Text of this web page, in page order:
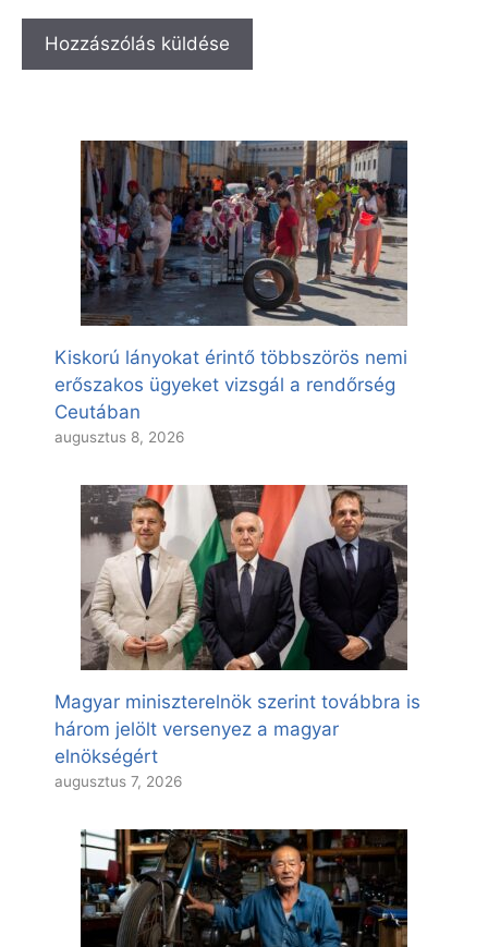
Kiskorú lányokat érintő többszörös nemi
erőszakos ügyeket vizsgál a rendőrség
Ceutában
augusztus 8, 2026
Magyar miniszterelnök szerint továbbra is
három jelölt versenyez a magyar
elnökségért
augusztus 7, 2026